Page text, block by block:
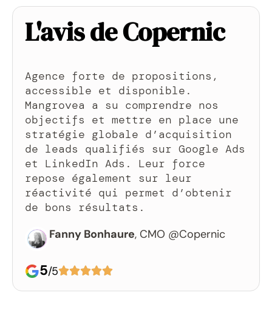
L'avis de Copernic
Agence forte de propositions,
accessible et disponible.
Mangrovea a su comprendre nos
objectifs et mettre en place une
stratégie globale d’acquisition
de leads qualifiés sur Google Ads
et LinkedIn Ads. Leur force
repose également sur leur
réactivité qui permet d’obtenir
de bons résultats.
Fanny Bonhaure, CMO @Copernic
5/5